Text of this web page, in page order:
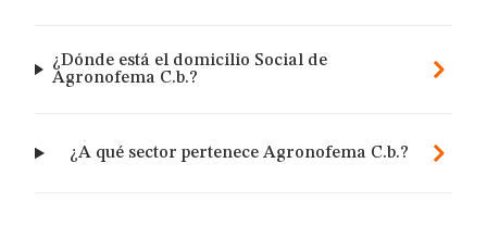
¿Dónde está el domicilio Social de
Agronofema C.b.?
¿A qué sector pertenece Agronofema C.b.?